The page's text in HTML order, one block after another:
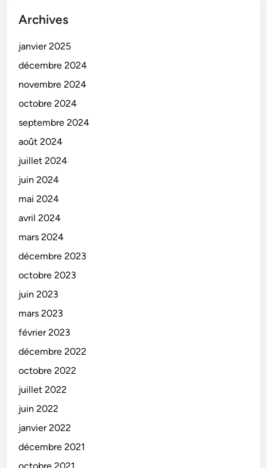
Archives
janvier 2025
décembre 2024
novembre 2024
octobre 2024
septembre 2024
août 2024
juillet 2024
juin 2024
mai 2024
avril 2024
mars 2024
décembre 2023
octobre 2023
juin 2023
mars 2023
février 2023
décembre 2022
octobre 2022
juillet 2022
juin 2022
janvier 2022
décembre 2021